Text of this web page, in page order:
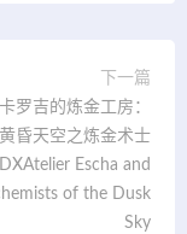
下一篇
罗吉的炼金工房：
黄昏天空之炼金术士
Escha and
of the Dusk
Sky